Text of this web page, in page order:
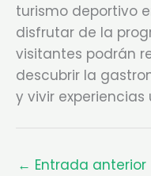
turismo deportivo
disfrutar de la
visitantes podrán
descubrir la
y vivir
← Entrada anterior